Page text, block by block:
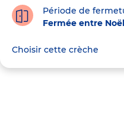
Période de
Fermée entre
Choisir cette crèche